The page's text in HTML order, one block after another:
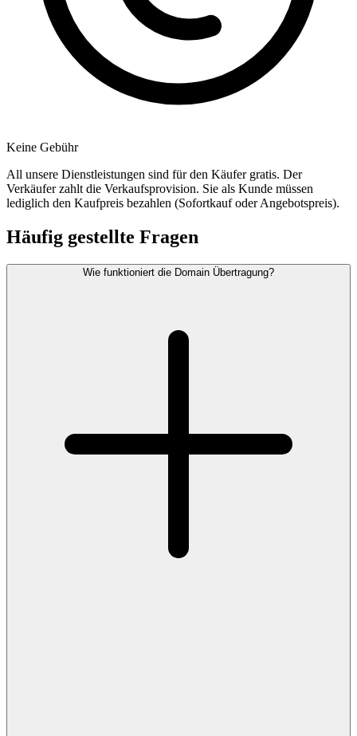
Keine Gebühr
All unsere Dienstleistungen sind für den Käufer gratis. Der
Verkäufer zahlt die Verkaufsprovision. Sie als Kunde müssen
lediglich den Kaufpreis bezahlen (Sofortkauf oder Angebotspreis).
Häufig gestellte Fragen
Wie funktioniert die Domain Übertragung?